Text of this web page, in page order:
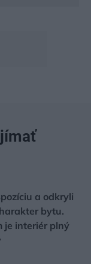
a odkryli
bytu.
je interiér plný